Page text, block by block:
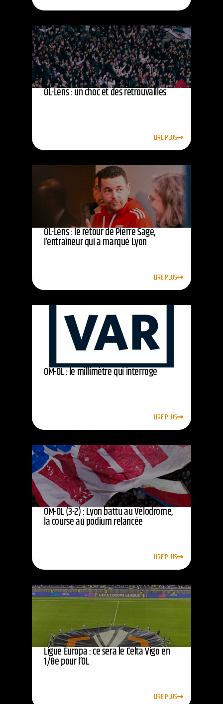
OL-Lens : un choc et des retrouvailles
LIRE PLUS
OL-Lens : le retour de Pierre Sage,
l’entraîneur qui a marqué Lyon
LIRE PLUS
OM-OL : le millimètre qui interroge
LIRE PLUS
OM-OL (3-2) : Lyon battu au Vélodrome,
la course au podium relancée
LIRE PLUS
Ligue Europa : ce sera le Celta Vigo en
1/8e pour l’OL
LIRE PLUS